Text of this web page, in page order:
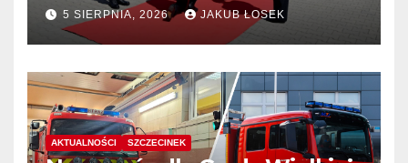
stanowiskach komendantów
5 SIERPNIA, 2026 JAKUB ŁOSEK
AKTUALNOŚCI SZCZECINEK